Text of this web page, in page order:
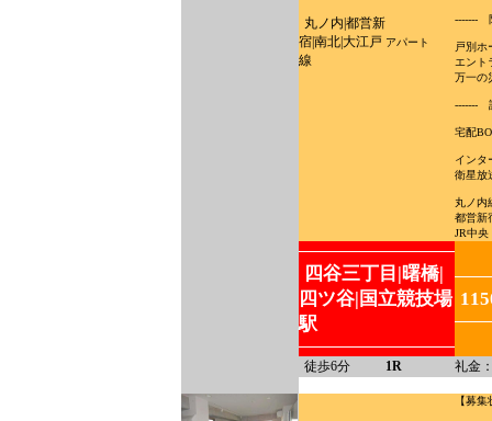
丸ノ内|都営新
宿|南北|大江戸
線
アパート
-------
戸別
エント
万一の
-------
宅配
インタ
衛星放
丸ノ内
都営新
JR中
四谷三丁目|曙橋|
四ツ谷|国立競技場
駅
徒歩6分 1R 礼金
【募